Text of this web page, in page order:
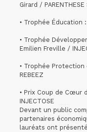
Girard / PARENTHESE
• Trophée Éducation
• Trophée
Emilien Freville /
• Trophée
REBEEZ
• Prix Coup de Cœur
INJECTOSE
Devant un public
partenaires
lauréats ont